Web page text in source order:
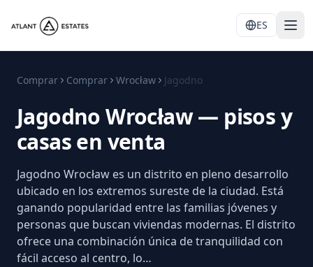
ES
Comprar Comprar Wrocław Jagodno
Jagodno Wrocław — pisos y
casas en venta
Jagodno Wrocław es un distrito en pleno desarrollo
ubicado en los extremos sureste de la ciudad. Está
ganando popularidad entre las familias jóvenes y
personas que buscan viviendas modernas. El distrito
ofrece una combinación única de tranquilidad con
fácil acceso al centro, lo…